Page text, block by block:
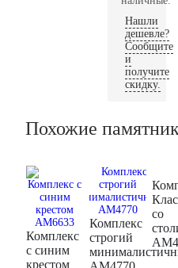
Нашли
дешевле?
Сообщите
и
получите
скидку.
Похожие
Комплекс
с синим
крестом
Комплекс
строгий
со